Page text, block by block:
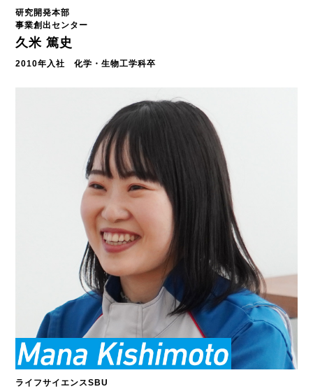
研究開発本部
事業創出センター
久米 篤史
2010年入社 化学・生物工学科卒
ライフサイエンスSBU